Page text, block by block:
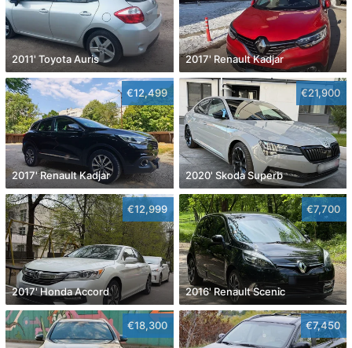
2011' Toyota Auris 2017' Renault Kadjar
€12,499
2017' Renault Kadjar
€21,900
2020' Skoda Superb
€12,999
2017' Honda Accord
€7,700
2016' Renault Scenic
€18,300 €7,450